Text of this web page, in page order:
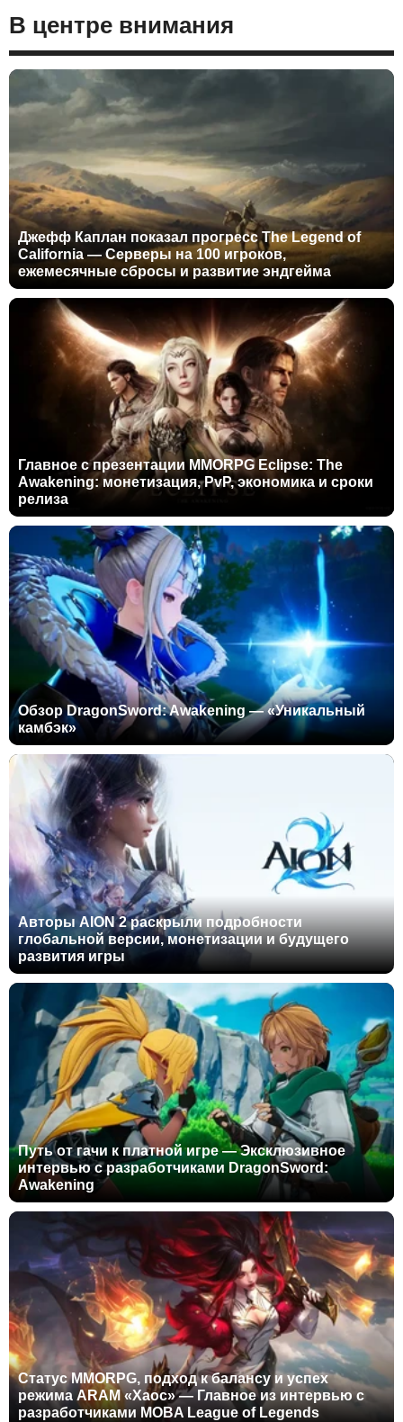
В центре внимания
Джефф Каплан показал прогресс The Legend of
California — Серверы на 100 игроков,
ежемесячные сбросы и развитие эндгейма
Главное с презентации MMORPG Eclipse: The
Awakening: монетизация, PvP, экономика и сроки
релиза
Обзор DragonSword: Awakening — «Уникальный
камбэк»
Авторы AION 2 раскрыли подробности
глобальной версии, монетизации и будущего
развития игры
Путь от гачи к платной игре — Эксклюзивное
интервью с разработчиками DragonSword:
Awakening
Статус MMORPG, подход к балансу и успех
режима ARAM «Хаос» — Главное из интервью с
разработчиками MOBA League of Legends